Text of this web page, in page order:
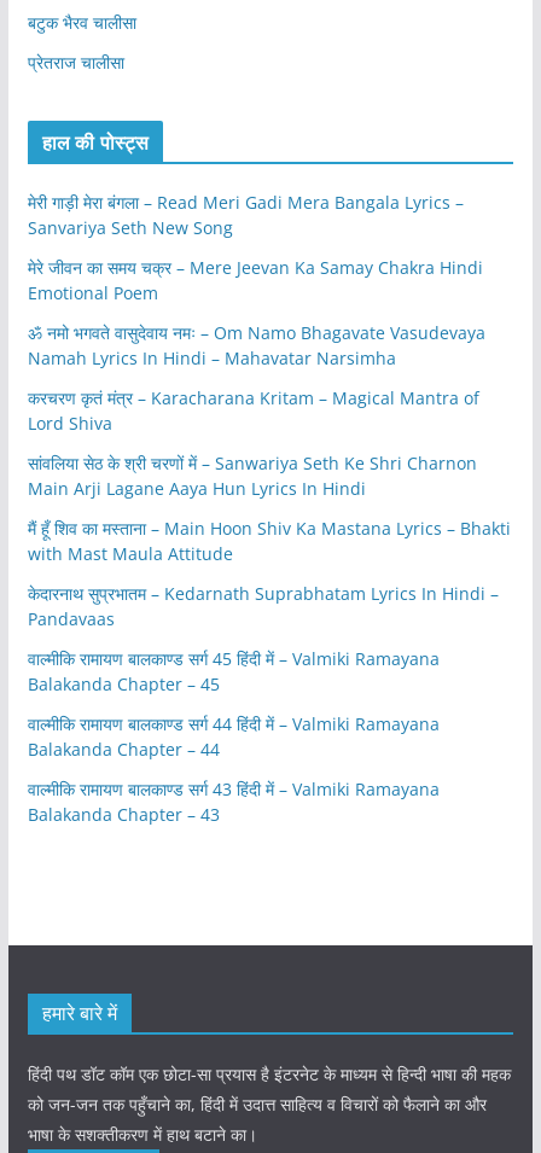
बटुक भैरव चालीसा
प्रेतराज चालीसा
हाल की पोस्ट्स
मेरी गाड़ी मेरा बंगला – Read Meri Gadi Mera Bangala Lyrics –
Sanvariya Seth New Song
मेरे जीवन का समय चक्र – Mere Jeevan Ka Samay Chakra Hindi
Emotional Poem
ॐ नमो भगवते वासुदेवाय नमः – Om Namo Bhagavate Vasudevaya
Namah Lyrics In Hindi – Mahavatar Narsimha
करचरण कृतं मंत्र – Karacharana Kritam – Magical Mantra of
Lord Shiva
सांवलिया सेठ के श्री चरणों में – Sanwariya Seth Ke Shri Charnon
Main Arji Lagane Aaya Hun Lyrics In Hindi
मैं हूँ शिव का मस्ताना – Main Hoon Shiv Ka Mastana Lyrics – Bhakti
with Mast Maula Attitude
केदारनाथ सुप्रभातम – Kedarnath Suprabhatam Lyrics In Hindi –
Pandavaas
वाल्मीकि रामायण बालकाण्ड सर्ग 45 हिंदी में – Valmiki Ramayana
Balakanda Chapter – 45
वाल्मीकि रामायण बालकाण्ड सर्ग 44 हिंदी में – Valmiki Ramayana
Balakanda Chapter – 44
वाल्मीकि रामायण बालकाण्ड सर्ग 43 हिंदी में – Valmiki Ramayana
Balakanda Chapter – 43
हमारे बारे में
हिंदी पथ डॉट कॉम एक छोटा-सा प्रयास है इंटरनेट के माध्यम से हिन्दी भाषा की महक
को जन-जन तक पहुँचाने का, हिंदी में उदात्त साहित्य व विचारों को फैलाने का और
भाषा के सशक्तीकरण में हाथ बटाने का।